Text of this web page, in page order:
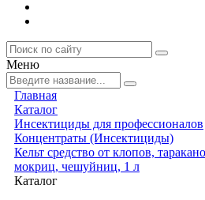
Меню
Главная
Каталог
Инсектициды для профессионалов
Концентраты (Инсектициды)
Кельт средство от клопов,
мокриц, чешуйниц, 1 л
Каталог